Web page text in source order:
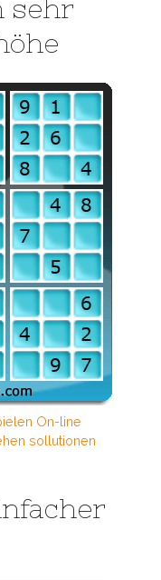
sehr
On-line
sollutionen